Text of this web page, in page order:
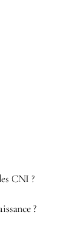
CNI ?
?